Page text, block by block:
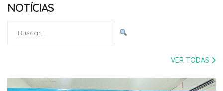
NOTÍCIAS
por:
VER TODAS